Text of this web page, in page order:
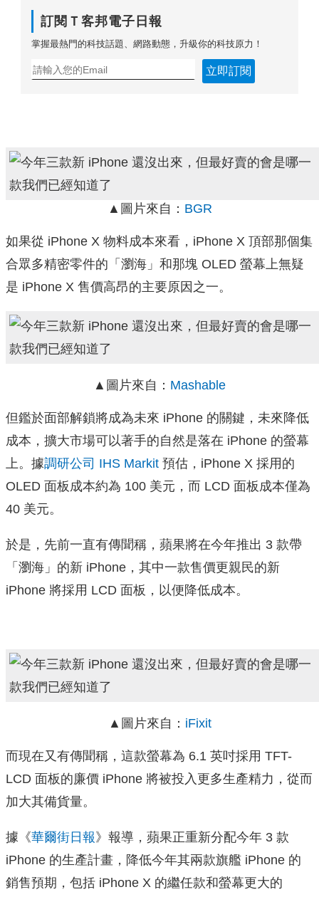
訂閱Ｔ客邦電子日報
掌握最熱門的科技話題、網路動態，升級你的科技原力！
立即訂閱
▲圖片來自： BGR
如果從 iPhone X 物料成本來看，iPhone X 頂部那個集
合眾多精密零件的「瀏海」和那塊 OLED 螢幕上無疑
是 iPhone X 售價高昂的主要原因之一。
▲圖片來自： Mashable
但鑑於面部解鎖將成為未來 iPhone 的關鍵，未來降低
成本，擴大市場可以著手的自然是落在 iPhone 的螢幕
上。據調研公司 IHS Markit 預估，iPhone X 採用的
OLED 面板成本約為 100 美元，而 LCD 面板成本僅為
40 美元。
於是，先前一直有傳聞稱，蘋果將在今年推出 3 款帶
「瀏海」的新 iPhone，其中一款售價更親民的新
iPhone 將採用 LCD 面板，以便降低成本。
▲圖片來自： iFixit
而現在又有傳聞稱，這款螢幕為 6.1 英吋採用 TFT-
LCD 面板的廉價 iPhone 將被投入更多生產精力，從而
加大其備貨量。
據《華爾街日報》報導，蘋果正重新分配今年 3 款
iPhone 的生產計畫，降低今年其兩款旗艦 iPhone 的
銷售預期，包括 iPhone X 的繼任款和螢幕更大的